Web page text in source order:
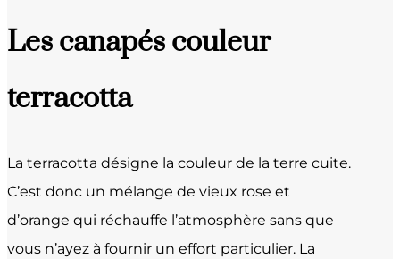
Les canapés couleur
terracotta
La terracotta désigne la couleur de la terre cuite.
C’est donc un mélange de vieux rose et
d’orange qui réchauffe l’atmosphère sans que
vous n’ayez à fournir un effort particulier. La